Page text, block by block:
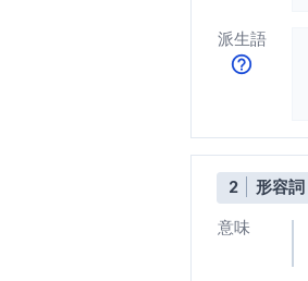
派生語
2 形容詞
意味